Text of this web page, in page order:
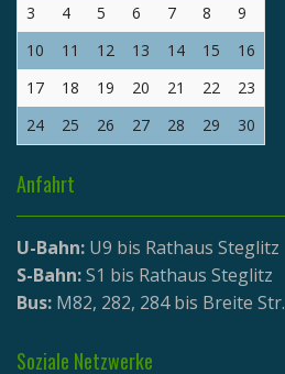
3
4 5 6 7 8
9
10
11 12 13 14 15
16
17
18 19 20 21 22
23
24
25 26 27 28 29 30
Anfahrt
U-Bahn: U9 bis Rathaus Steglitz
S-Bahn:S1 bis Rathaus Steglitz
Bus: M82, 282, 284 bis Breite Str.
Soziale Netzwerke